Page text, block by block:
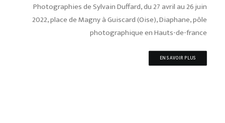
Photographies de Sylvain Duffard, du 27 avril au 26 juin
2022, place de Magny à Guiscard (Oise), Diaphane, pôle
photographique en Hauts-de-france
EN SAVOIR PLUS